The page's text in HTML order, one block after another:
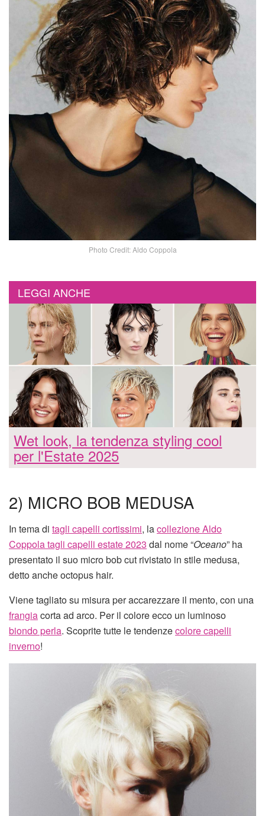
Photo Credit: Aldo Coppola
LEGGI ANCHE
Wet look, la tendenza styling cool
per l'Estate 2025
2) MICRO BOB MEDUSA
In tema di tagli capelli cortissimi, lacollezione Aldo
Coppola tagli capelli estate 2023 dal nome “Oceano” ha
presentato il suo micro bob cut rivistato in stile medusa,
detto anche octopus hair.
Viene tagliato su misura per accarezzare il mento, con una
frangiacorta ad arco. Per il colore ecco un luminoso
biondo perla. Scoprite tutte le tendenzecolore capelli
inverno!